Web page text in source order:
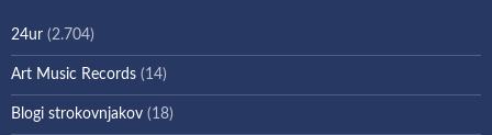
24ur (2.704)
Art Music Records (14)
Blogi strokovnjakov (18)